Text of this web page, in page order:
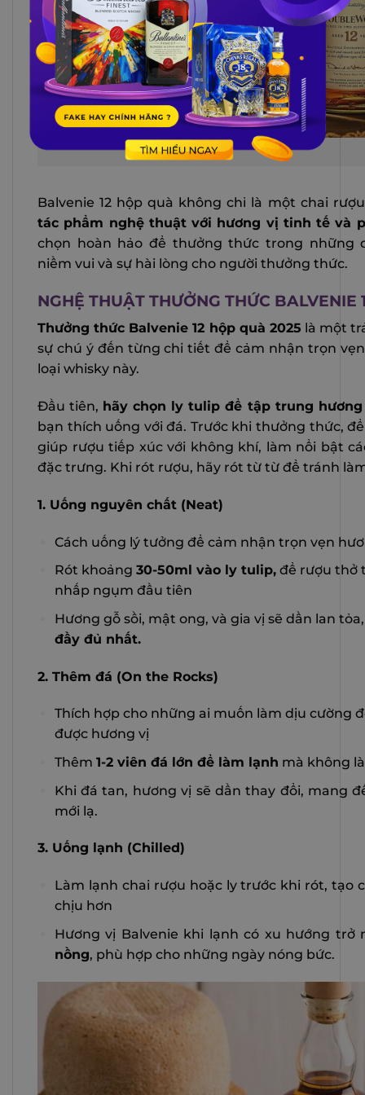
Hương vị rượu Balvenie 12 hộp quà
Balvenie 12 hộp quà không chỉ là một chai
tác phẩm nghệ thuật với hương vị tinh tế và
chọn hoàn hảo để thưởng thức trong những
niềm vui và sự hài lòng cho người thưởng thức.
NGHỆ THUẬT THƯỞNG THỨC BALVENIE
Thưởng thức Balvenie 12 hộp quà 2025 là một
sự chú ý đến từng chi tiết để cảm nhận trọn
loại whisky này.
Đầu tiên, hãy chọn ly tulip để tập trung
bạn thích uống với đá. Trước khi thưởng thức,
giúp rượu tiếp xúc với không khí, làm nổi bật
đặc trưng. Khi rót rượu, hãy rót từ từ để tránh
1. Uống nguyên chất (Neat)
Cách uống lý tưởng để cảm nhận trọn vẹn
Rót khoảng 30-50ml vào ly tulip,để rượu thở
nhấp ngụm đầu tiên
Hương gỗ sồi, mật ong, và gia vị sẽ dần lan
đầy đủ nhất.
2. Thêm đá (On the Rocks)
Thích hợp cho những ai muốn làm dịu cường
được hương vị
Thêm 1-2 viên đá lớn để làm lạnh mà không
Khi đá tan, hương vị sẽ dần thay đổi, mang
mới lạ.
3. Uống lạnh (Chilled)
Làm lạnh chai rượu hoặc ly trước khi rót, tạo
chịu hơn
Hương vị Balvenie khi lạnh có xu hướng trở
nồng, phù hợp cho những ngày nóng bức.